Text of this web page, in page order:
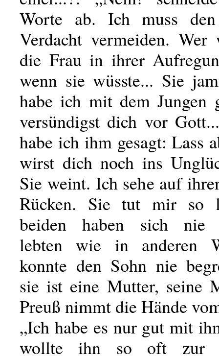
Worte ab. Ich muss den
Verdacht vermeiden. Wer
die Frau in ihrer
wenn sie wüsste... Sie
habe ich mit dem Jungen
versündigst dich vor
habe ich ihm gesagt: Lass
wirst dich noch ins
Sie weint. Ich sehe auf
Rücken. Sie tut mir so
beiden haben sich nie
lebten wie in anderen
konnte den Sohn nie
sie ist eine Mutter, seine
Preuß nimmt die Hände
„Ich habe es nur gut mit
wollte ihn so oft zur